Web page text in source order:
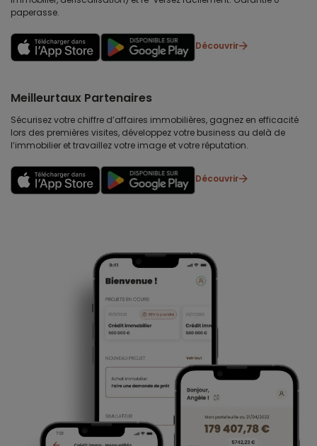
paperasse.
Découvrir
Meilleurtaux Partenaires
Sécurisez votre chiffre d’affaires immobilières, gagnez en efficacité
lors des premières visites, développez votre business au delà de
l’immobilier et travaillez votre image et votre réputation.
Découvrir